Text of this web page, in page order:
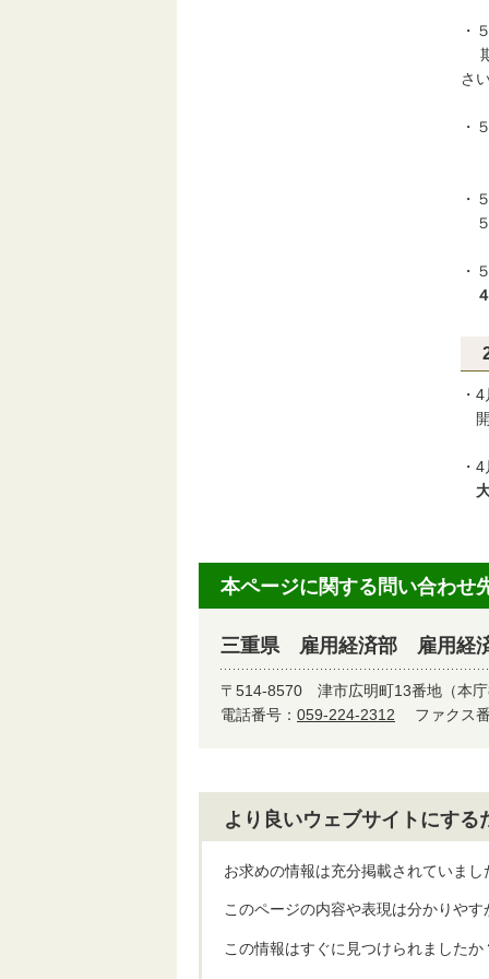
・
期
さい
・
「
・
５
・
・
開
・
本ページに関する問い合わせ
三重県 雇用経済部 雇用経
〒514-8570 津市広明町13番地（本庁
電話番号： 059-224-2312 ファクス
より良いウェブサイトにす
お求めの情報は充分掲載されていまし
このページの内容や表現は分かりやす
この情報はすぐに見つけられましたか